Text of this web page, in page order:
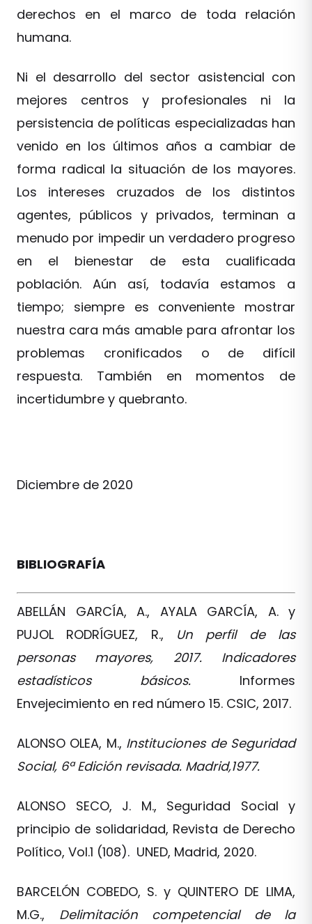
derechos en el marco de toda relación
humana.
Ni el desarrollo del sector asistencial con
mejores centros y profesionales ni la
persistencia de políticas especializadas han
venido en los últimos años a cambiar de
forma radical la situación de los mayores.
Los intereses cruzados de los distintos
agentes, públicos y privados, terminan a
menudo por impedir un verdadero progreso
en el bienestar de esta cualificada
población. Aún así, todavía estamos a
tiempo; siempre es conveniente mostrar
nuestra cara más amable para afrontar los
problemas cronificados o de difícil
respuesta. También en momentos de
incertidumbre y quebranto.
Diciembre de 2020
BIBLIOGRAFÍA
ABELLÁN GARCÍA, A., AYALA GARCÍA, A. y
PUJOL RODRÍGUEZ, R., Un perfil de las
personas mayores, 2017. Indicadores
estadísticos básicos. Informes
Envejecimiento en red número 15. CSIC, 2017.
ALONSO OLEA, M., Instituciones de Seguridad
Social, 6ª Edición revisada. Madrid,1977.
ALONSO SECO, J. M., Seguridad Social y
principio de solidaridad, Revista de Derecho
Político, Vol.1 (108). UNED, Madrid, 2020.
BARCELÓN COBEDO, S. y QUINTERO DE LIMA,
M.G., Delimitación competencial de la